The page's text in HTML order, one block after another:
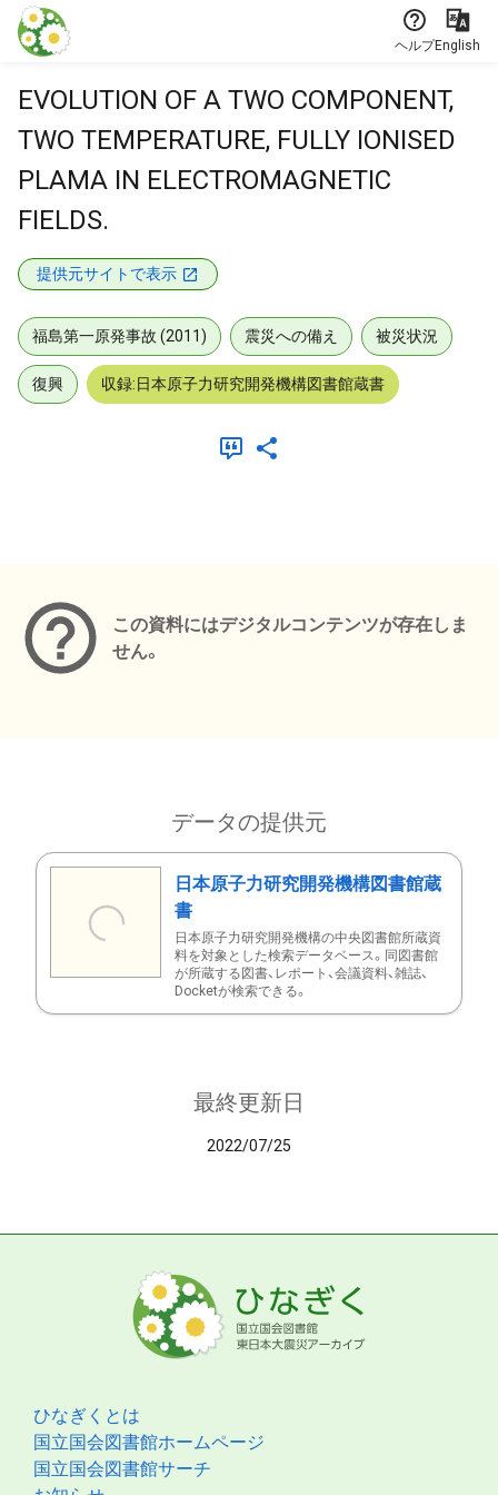
本文に飛ぶ
ヘルプEnglish
EVOLUTION OF A TWO COMPONENT,
TWO TEMPERATURE, FULLY IONISED
PLAMA IN ELECTROMAGNETIC
FIELDS.
提供元サイトで表示
福島第一原発事故 (2011) 震災への備え 被災状況
復興 収録:日本原子力研究開発機構図書館蔵書
この資料にはデジタルコンテンツが存在しま
せん。
データの提供元
日本原子力研究開発機構図書館蔵
書
日本原子力研究開発機構の中央図書館所蔵資
料を対象とした検索データベース。同図書館
が所蔵する図書、レポート、会議資料、雑誌、
Docketが検索できる。
最終更新日
2022/07/25
ひなぎくとは
国立国会図書館ホームページ
国立国会図書館サーチ